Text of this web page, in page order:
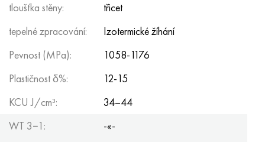
tloušťka stěny:
třicet
tepelné zpracování:
Izotermické žíhání
Pevnost (MPa):
1058-1176
Plastičnost δ%:
12-15
KCU J/cm³:
34–44
WT 3−1:
-«-